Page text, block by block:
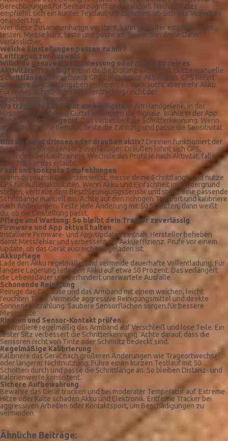
Berechtigungen für Sensorzugriff und Standort. Nach Updates
empfiehlt sich ein kurzer Testlauf, um zu sehen, ob sich das Verhalten
geändert hat.
Wer diese Zusammenhänge versteht, kann gezielter einstellen und
testen. Messe kurz, teste und passe an. So werden deine Daten
verlässlicher.
Welche Einstellungen passen zu mir?
Leitfragen zur Auswahl
Willst du genaue Distanzmessung oder reicht dir reines
Aktivitäts-Tracking? Wenn dir die Distanz wichtig ist, nutze manuelle
Schrittlänge oder aktiviere GPS bei Outdoor-Aktivitäten. GPS liefert
genauere Streckenangaben im Freien. Es verbraucht aber mehr Akku.
Für reines Schritt- oder Kalorientracking reicht der
Beschleunigungssensor.
Wo trägst du das Gerät am häufigsten? Am Handgelenk, in der
Hosentasche oder am Gürtel verändern die Signale. Wähle in der App
den korrekten Trageort. Das verbessert die Schritt­erkennung. Wenn
du oft die Tasche benutzt, teste die Zählung und passe die Sensitivität
an.
Bist du meist drinnen oder draußen aktiv? Drinnen funktioniert der
Beschleunigungssensor zuverlässiger. Draußen lohnt sich GPS,
besonders bei Lauftraining. Wechsle das Profil je nach Aktivität, falls
dein Tracker das erlaubt.
Fazit und konkrete Empfehlungen
Wenn du präzise Distanzen willst, messe deine Schrittlänge und nutze
GPS für Außenaktivitäten. Wenn Akku und Einfachheit im Vordergrund
stehen, vertraue dem Beschleunigungssensor und stelle eine passende
Schrittlänge manuell ein. Achte auf den richtigen Trageort und kalibriere
nach Änderungen. Teste jede Änderung mit 50 Schritten, dann weißt
du, ob die Einstellung passt.
Pflege und Wartung: So bleibt dein Tracker zuverlässig
Firmware und App aktuell halten
Installiere Firmware- und App-Updates zeitnah. Hersteller beheben
damit Messfehler und verbessern die Akkueffizienz. Prüfe vor einem
Update, ob das Gerät ausreichend geladen ist.
Akkupflege
Lade den Akku regelmäßig und vermeide dauerhafte Vollentladung. Für
längere Lagerung lade den Akku auf etwa 50 Prozent. Das verlängert
die Lebensdauer und verhindert unerwartete Ausfälle.
Schonende Reinigung
Reinige das Gehäuse und das Armband mit einem weichen, leicht
feuchten Tuch. Vermeide aggressive Reinigungsmittel und direkte
Sonneneinstrahlung. Saubere Sensorflächen sorgen für bessere
Messwerte.
Riemen und Sensor-Kontakt prüfen
Kontrolliere regelmäßig das Armband auf Verschleiß und lose Teile. Ein
fester Sitz verbessert die Schritt­erkennung. Achte darauf, dass die
Sensoren nicht von Tinte oder Schmutz bedeckt sind.
Regelmäßige Kalibrierung
Kalibriere das Gerät nach größeren Änderungen wie Trageortwechsel
oder längerer Nichtnutzung. Führe einen kurzen Testlauf mit 50
Schritten durch und passe die Schrittlänge an. So bleiben Distanz- und
Kalorienwerte konsistent.
Sichere Aufbewahrung
Bewahre das Gerät trocken und bei moderater Temperatur auf. Extreme
Hitze oder Kälte schaden Akku und Elektronik. Entferne Tracker bei
aggressiven Arbeiten oder Kontaktsport, um Beschädigungen zu
vermeiden.
Ähnliche Beiträge: